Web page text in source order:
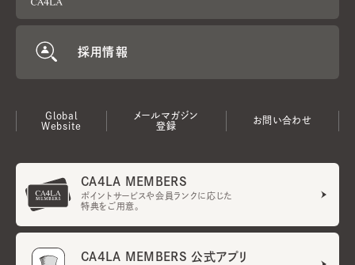
採用情報
Global
Website
メールマガジン
登録
お問い合わせ
CA4LA MEMBERS
ポイントサービスや会員ランクに応じた
特典をご用意。
CA4LA MEMBERS 公式アプリ